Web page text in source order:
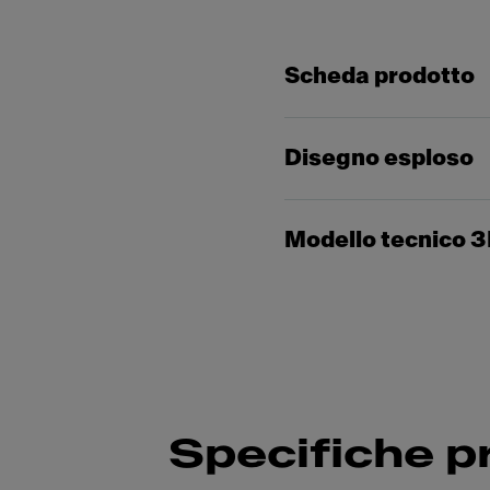
Scheda prodotto
Disegno esploso
Modello tecnico
Specifiche